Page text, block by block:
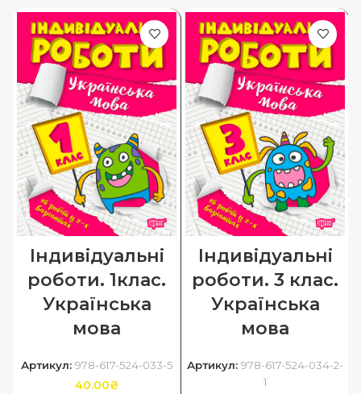
Індивідуальні
роботи. 1клас.
Українська
мова
Артикул: 978-617-524-033-5
40.00₴
Індивідуальні
роботи. 3 клас.
Українська
мова
Артикул: 978-617-524-034-2-
1